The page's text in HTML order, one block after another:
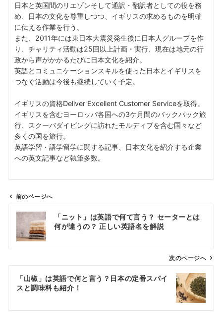
日本と英国間のリエゾンそして通訳・翻訳者としての役を務
め、日本の文化を尊重しつつ、イギリスの求めるものを明確
に伝える作業を行う。
また、2011年には東日本大震災発生後に日本人グループを作
り、チャリティ活動は25回以上計画・実行、現在は地元の行
政から声がかかるたびに日本文化を紹介。
英語とコミュニケーションスキルを使った日本とイギリスを
つなぐ活動は今後も継続していく予定。
イギリスの資格Deliver Excellent Customer Serviceを取得。
イギリスを含むヨーロッパ各国への3ケ月間のバックパック旅
行、スクーバダイビングに訪れたモルディブを含む国々など
多くの国を旅行。
英語学習・語学留学に関する記事、日本文化を紹介する企業
への英文記事など執筆多数。
ン
前のページへ
「ニット」は英語で何て言う？ セーターとは
何が違うの？ 正しい英語名を解説
次のページへ
「山椒」は英語で何と言う？日本の定番スパイ
スと調味料も紹介！